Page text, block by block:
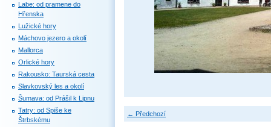
← Předchozí
Labe: od pramene do
Hřenska
Lužické hory
Máchovo jezero a okolí
Mallorca
Orlické hory
Rakousko: Taurská cesta
Slavkovský les a okolí
Šumava: od Prášil k Lipnu
Tatry: od Spiše ke
Štrbskému